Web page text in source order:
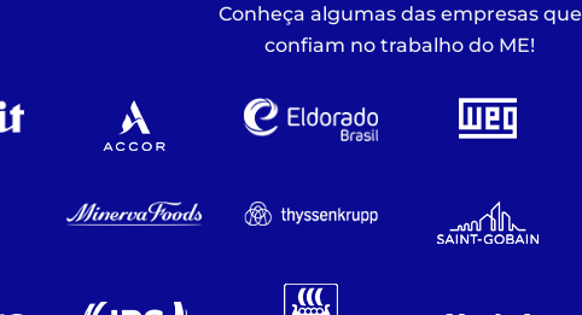
Conheça algumas das empresas que
confiam no trabalho do ME!